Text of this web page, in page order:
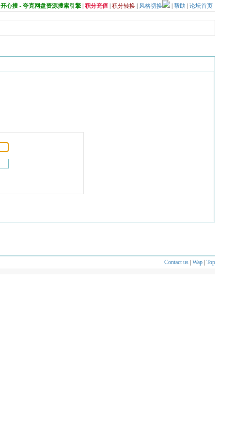
开心搜 - 夸克网盘资源搜索引擎 积分充值 积分转换 风格切换 帮助 论坛首页
Contact us Wap Top